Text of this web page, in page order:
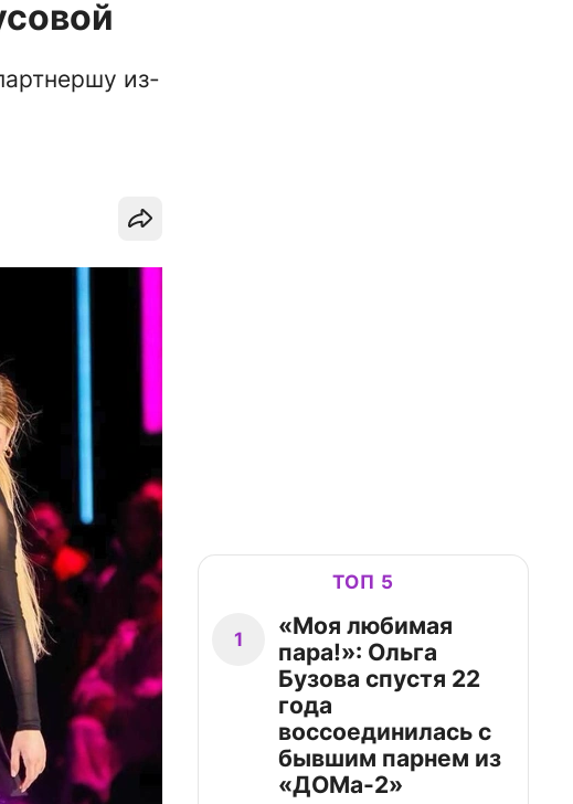
из-
ТОП 5
1
«Моя любимая
пара!»: Ольга
Бузова спустя 22
года
воссоединилась с
бывшим парнем из
«ДОМа-2»